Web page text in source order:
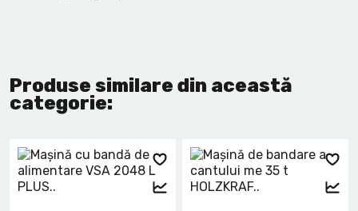
Produse similare din această
categorie: